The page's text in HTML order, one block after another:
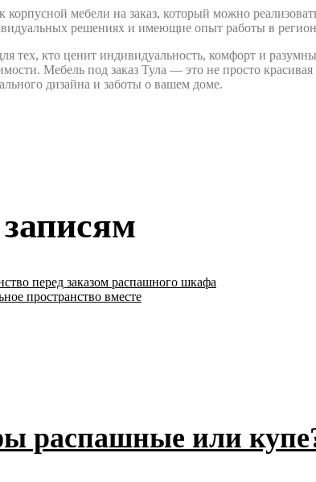
мебели на заказ, который можно
решениях и имеющие опыт работы в
тех, кто ценит индивидуальность, комфорт и
Мебель под заказ Тула — это не просто
дизайна и заботы о вашем доме.
перед заказом распашного шкафа
пространство вместе
распашные или